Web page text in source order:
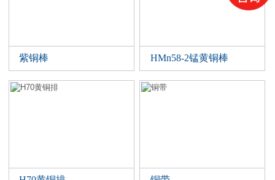
紫铜棒 HMn58-2锰黄铜棒